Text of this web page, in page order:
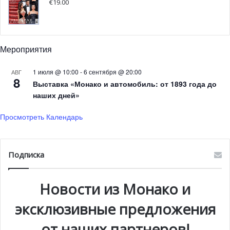
€19.00
Мероприятия
АВГ
8
1 июля @ 10:00 -6 сентября @ 20:00
Выставка «Монако и автомобиль: от 1893 года до
наших дней»
Просмотреть Календарь
Подписка
Новости из Монако и
эксклюзивные предложения